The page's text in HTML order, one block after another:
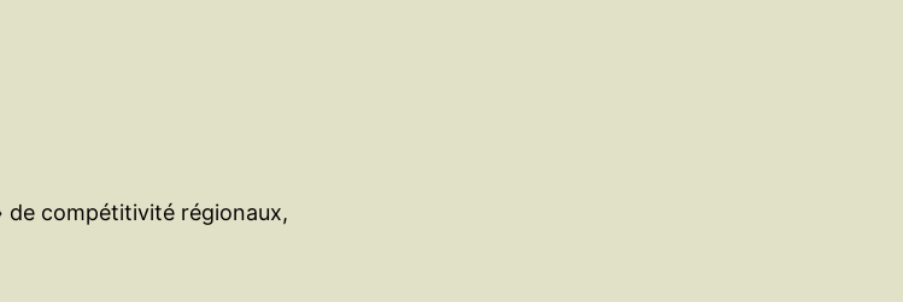
compétitivité régionaux,